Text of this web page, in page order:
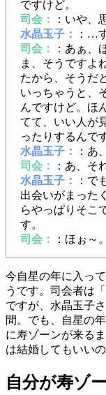
ですけど。
司会：
：いや、
水晶玉子：
：…
司会：
：あぁ、
ま、そうですよ
たから、そうだ
いっちゃうと、
んですけど。ほ
てて、いい人が
ったりするんで
水晶玉子：
：あ
司会：
：あ、そ
水晶玉子：
：で
出会いがまった
らやっぱりそこ
す。
司会：
：ほぉ～
今自星の年に入っ
うです。司会者は
ですが、水晶玉子
間。でも、自星の
に寿ゾーンが来る
は結婚してもいい
自分が寿ゾ